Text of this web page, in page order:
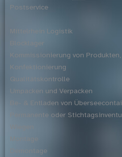
Postservice
Mittelrhein Logistik
Blocklager
Kommissionierung von
Konfektionierung
Qualitätskontrolle
Umpacken und Verpacken
Be- & Entladen von
Permanente oder
Demontage